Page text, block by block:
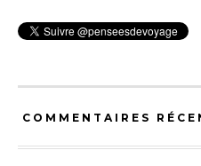
COMMENTAIRES